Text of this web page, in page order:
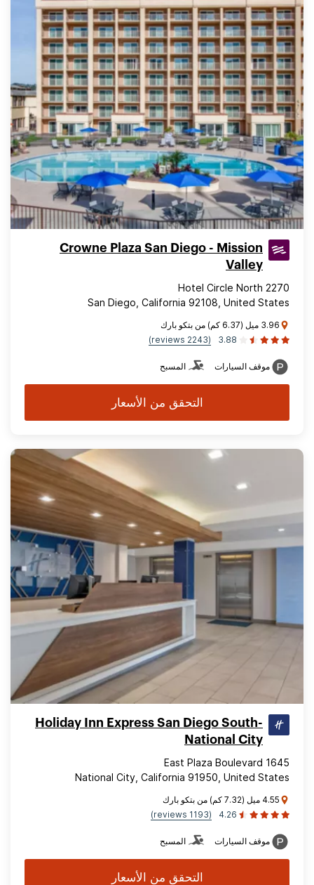
Crowne Plaza San Diego - Mission
Valley
2270 Hotel Circle North
San Diego, California 92108, United States
3.96 ميل (6.37 كم) من بتكو بارك
3.88
(2243 reviews)
موقف السيارات المسبح
التحقق من الأسعار
Holiday Inn Express San Diego South-
National City
1645 East Plaza Boulevard
National City, California 91950, United States
4.55 ميل (7.32 كم) من بتكو بارك
4.26
(1193 reviews)
موقف السيارات المسبح
التحقق من الأسعار